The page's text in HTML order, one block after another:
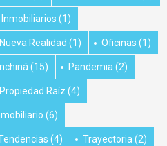
Inmobiliarios (1)
Nueva Realidad (1) Oficinas (1)
(15) Pandemia (2)
Propiedad Raíz (4)
(6)
(4) Trayectoria (2)